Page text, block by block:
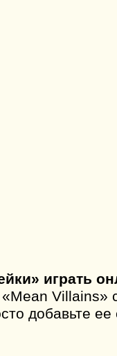
играть
Villains»
добавьте ее